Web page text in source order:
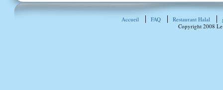
Accueil FAQ Restaurant Halal
Copyright 2008